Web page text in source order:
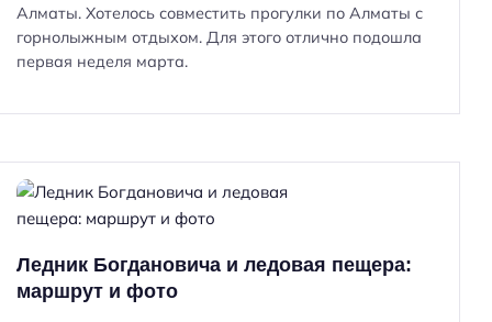
Алматы. Хотелось совместить прогулки по Алматы с
горнолыжным отдыхом. Для этого отлично подошла
первая неделя марта.
Ледник Богдановича и ледовая пещера:
маршрут и фото